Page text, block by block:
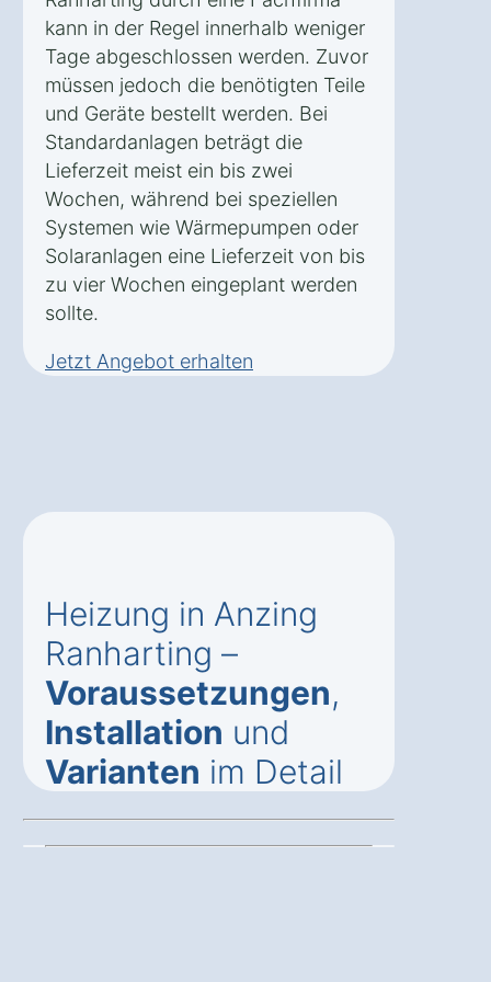
kann in der Regel innerhalb weniger
Tage abgeschlossen werden. Zuvor
müssen jedoch die benötigten Teile
und Geräte bestellt werden. Bei
Standardanlagen beträgt die
Lieferzeit meist ein bis zwei
Wochen, während bei speziellen
Systemen wie Wärmepumpen oder
Solaranlagen eine Lieferzeit von bis
zu vier Wochen eingeplant werden
sollte.
Jetzt Angebot erhalten
Heizung in Anzing
Ranharting –
Voraussetzungen,
Installation und
Varianten im Detail